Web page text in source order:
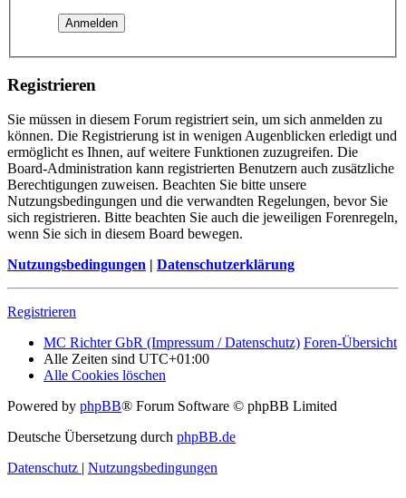
Registrieren
Sie müssen in diesem Forum registriert sein, um sich anmelden zu
können. Die Registrierung ist in wenigen Augenblicken erledigt und
ermöglicht es Ihnen, auf weitere Funktionen zuzugreifen. Die
Board-Administration kann registrierten Benutzern auch zusätzliche
Berechtigungen zuweisen. Beachten Sie bitte unsere
Nutzungsbedingungen und die verwandten Regelungen, bevor Sie
sich registrieren. Bitte beachten Sie auch die jeweiligen Forenregeln,
wenn Sie sich in diesem Board bewegen.
Nutzungsbedingungen | Datenschutzerklärung
Registrieren
MC Richter GbR (Impressum / Datenschutz) Foren-Übersicht
Alle Zeiten sind UTC+01:00
Alle Cookies löschen
Powered by phpBB® Forum Software © phpBB Limited
Deutsche Übersetzung durch phpBB.de
Datenschutz | Nutzungsbedingungen